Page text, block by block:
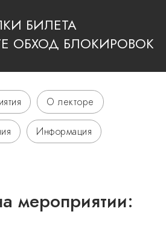
БИЛЕТА
ОБХОД БЛОКИРОВОК
О лекторе
Информация
мероприятии: